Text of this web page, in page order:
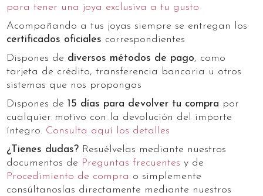
para tener una joya exclusiva a tu gusto
Acompañando a tus joyas siempre se entregan los
certificados oficiales correspondientes
Dispones de diversos métodos de pago, como
tarjeta de crédito, transferencia bancaria u otros
sistemas que nos propongas
Dispones de15 días para devolver tu compra por
cualquier motivo con la devolución del importe
íntegro. Consulta aquí los detalles
¿Tienes dudas? Resuélvelas mediante nuestros
documentos de Preguntas frecuentes y de
Procedimiento de compra o simplemente
consúltanoslas directamente mediante nuestros